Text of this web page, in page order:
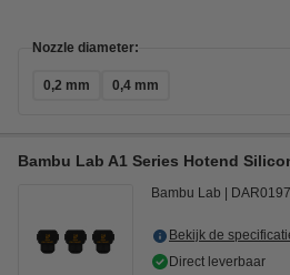
Nozzle diameter:
0,2 mm 0,4 mm
Bambu Lab A1 Series Hotend
Bambu Lab
Bekijk de
Direct leverbaar